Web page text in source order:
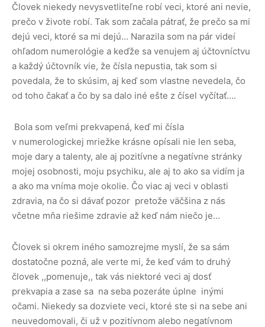
Človek niekedy nevysvetliteľne robí veci, ktoré ani nevie,
prečo v živote robí. Tak som začala pátrať, že prečo sa mi
dejú veci, ktoré sa mi dejú… Narazila som na pár videí
ohľadom numerológie a keďže sa venujem aj účtovníctvu
a každý účtovník vie, že čísla nepustia, tak som si
povedala, že to skúsim, aj keď som vlastne nevedela, čo
od toho čakať a čo by sa dalo iné ešte z čísel vyčítať….
Bola som veľmi prekvapená, keď mi čísla
v numerologickej mriežke krásne opísali nie len seba,
moje dary a talenty, ale aj pozitívne a negatívne stránky
mojej osobnosti, moju psychiku, ale aj to ako sa vidím ja
a ako ma vníma moje okolie. Čo viac aj veci v oblasti
zdravia, na čo si dávať pozor pretože väčšina z nás
včetne mňa riešime zdravie až keď nám niečo je…
Človek si okrem iného samozrejme myslí, že sa sám
dostatočne pozná, ale verte mi, že keď vám to druhý
človek ,,pomenuje,, tak vás niektoré veci aj dosť
prekvapia a zase sa na seba pozeráte úplne inými
očami. Niekedy sa dozviete veci, ktoré ste si na sebe ani
neuvedomovali, či už v pozitívnom alebo negatívnom